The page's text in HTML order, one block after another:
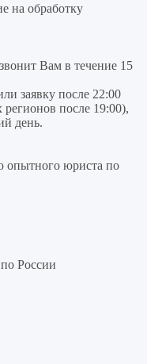
на обработку
Вам в течение 15
заявку после 22:00
после 19:00),
день.
опытного юриста по
России